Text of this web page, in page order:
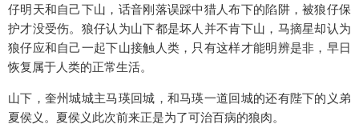
仔明天和自己下山，话音刚落误踩中猎人布下的陷阱，被狼仔保
护才没受伤。狼仔认为山下都是坏人并不肯下山，马摘星却认为
狼仔应和自己一起下山接触人类，只有这样才能明辨是非，早日
恢复属于人类的正常生活。
山下，奎州城城主马瑛回城，和马瑛一道回城的还有陛下的义弟
夏侯义。夏侯义此次前来正是为了可治百病的狼肉。